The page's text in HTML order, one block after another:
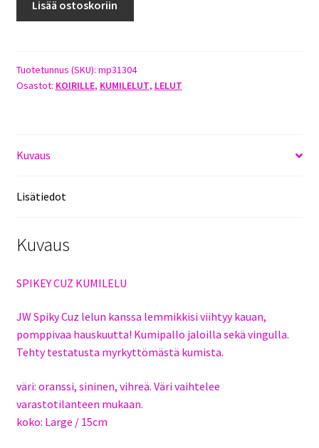
määrä
Lisää ostoskoriin
Tuotetunnus (SKU): mp31304
Osastot: KOIRILLE, KUMILELUT, LELUT
Kuvaus
Lisätiedot
Kuvaus
SPIKEY CUZ KUMILELU
JW Spiky Cuz lelun kanssa lemmikkisi viihtyy kauan,
pomppivaa hauskuutta! Kumipallo jaloilla sekä vingulla.
Tehty testatusta myrkyttömästä kumista.
väri: oranssi, sininen, vihreä. Väri vaihtelee
varastotilanteen mukaan.
koko: Large / 15cm